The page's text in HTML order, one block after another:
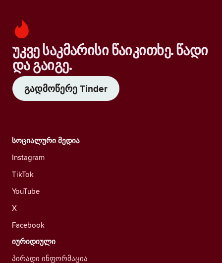
უკვე საკმარისი წაიკითხე. წადი
და გაიგე.
გადმოწერე Tinder
სოციალური მედია
Instagram
TikTok
YouTube
X
Facebook
იურიდიული
პირადი ინფორმაცია